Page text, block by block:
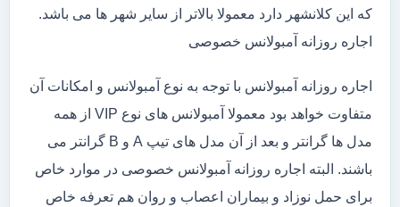
که این کلانشهر دارد معمولا بالاتر از سایر شهر ها می باشد.
اجاره روزانه آمبولانس خصوصی
اجاره روزانه آمبولانس با توجه به نوع آمبولانس و امکانات آن
متفاوت خواهد بود معمولا آمبولانس های نوع VIP از همه
مدل ها گرانتر و بعد از آن مدل های تیپ A و B گرانتر می
باشند. البته اجاره روزانه آمبولانس خصوصی در موارد خاص
برای حمل نوزاد و بیماران اعصاب و روان هم تعرفه خاص